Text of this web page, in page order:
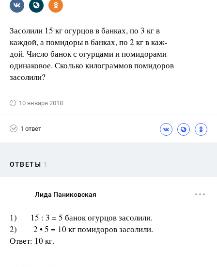
Засолили 15 кг огурцов в банках, по 3 кг в
каждой, а помидоры в банках, по 2 кг в каж-
дой. Число банок с огурцами и помидорами
одинаковое. Сколько килограммов помидоров
засолили?
10 января 2018
1 ответ
ОТВЕТЫ 1
Лида Паниковская
1) 15 : 3 = 5 банок огурцов засолили.
2) 2 • 5 = 10 кг помидоров засолили.
Ответ: 10 кг.